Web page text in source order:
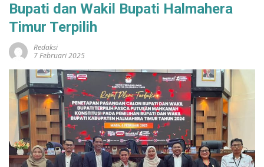
Bupati dan Wakil Bupati Halmahera
Timur Terpilih
Redaksi
7 Februari 2025